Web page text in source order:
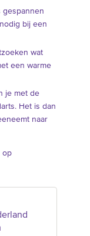
gespannen
nodig bij een
wat
een warme
je met de
Het is dan
naar
op